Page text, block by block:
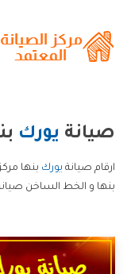
صيانة يورك
ارقام صيانة يورك بنها
بنها و الخط الساخن